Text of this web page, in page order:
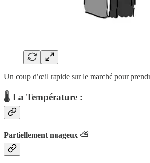
Un coup d’œil rapide sur le marché pour
🌡 La Température :
Partiellement nuageux ⛅